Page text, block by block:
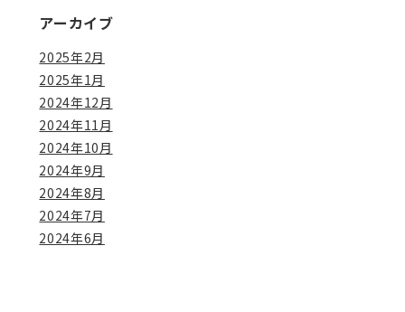
アーカイブ
2025年2月
2025年1月
2024年12月
2024年11月
2024年10月
2024年9月
2024年8月
2024年7月
2024年6月